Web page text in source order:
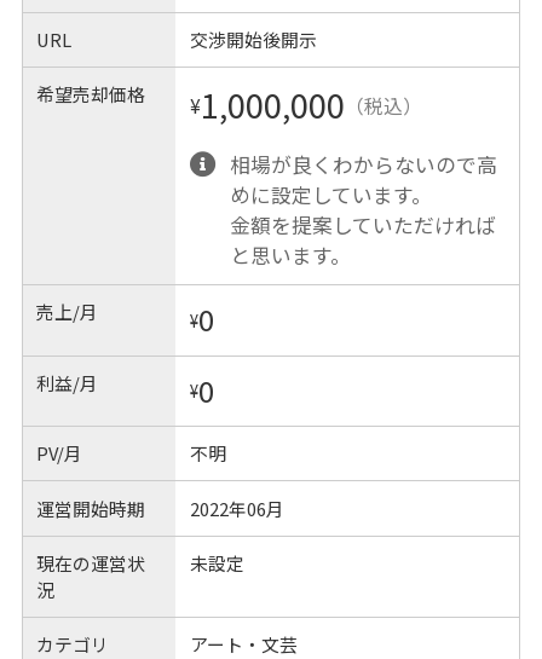
URL 交渉開始後開示
希望売却価格 ¥1,000,000 （税込）
相場が良くわからないので高
めに設定しています。
金額を提案していただければ
と思います。
売上/月 ¥0
利益/月 ¥0
PV/月 不明
運営開始時期 2022年06月
現在の運営状
況
未設定
カテゴリ アート・文芸